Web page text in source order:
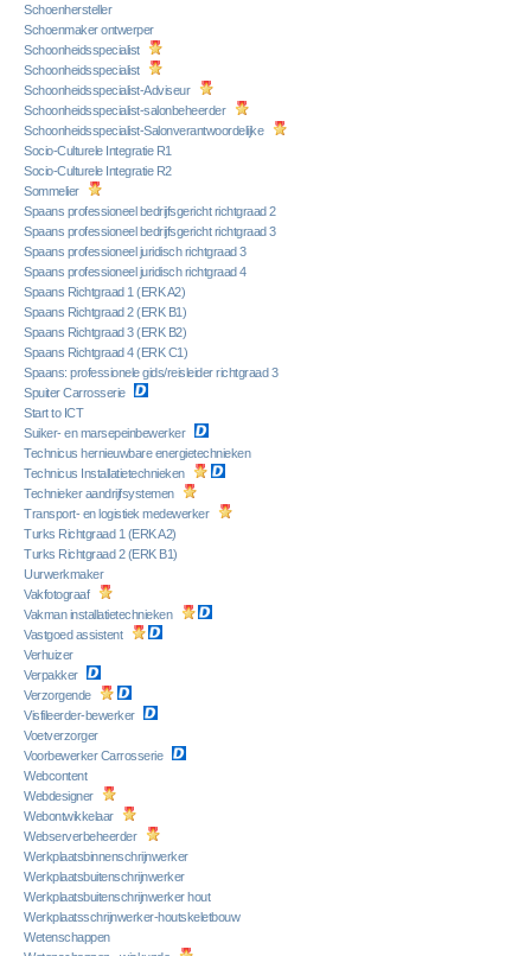
Schoenhersteller
Schoenmaker ontwerper
Schoonheidsspecialist
Schoonheidsspecialist
Schoonheidsspecialist-Adviseur
Schoonheidsspecialist-salonbeheerder
Schoonheidsspecialist-Salonverantwoordelijke
Socio-Culturele Integratie R1
Socio-Culturele Integratie R2
Sommelier
Spaans professioneel bedrijfsgericht richtgraad 2
Spaans professioneel bedrijfsgericht richtgraad 3
Spaans professioneel juridisch richtgraad 3
Spaans professioneel juridisch richtgraad 4
Spaans Richtgraad 1 (ERK A2)
Spaans Richtgraad 2 (ERK B1)
Spaans Richtgraad 3 (ERK B2)
Spaans Richtgraad 4 (ERK C1)
Spaans: professionele gids/reisleider richtgraad 3
Spuiter Carrosserie
Start to ICT
Suiker- en marsepeinbewerker
Technicus hernieuwbare energietechnieken
Technicus Installatietechnieken
Technieker aandrijfsystemen
Transport- en logistiek medewerker
Turks Richtgraad 1 (ERK A2)
Turks Richtgraad 2 (ERK B1)
Uurwerkmaker
Vakfotograaf
Vakman installatietechnieken
Vastgoed assistent
Verhuizer
Verpakker
Verzorgende
Visfileerder-bewerker
Voetverzorger
Voorbewerker Carrosserie
Webcontent
Webdesigner
Webontwikkelaar
Webserverbeheerder
Werkplaatsbinnenschrijnwerker
Werkplaatsbuitenschrijnwerker
Werkplaatsbuitenschrijnwerker hout
Werkplaatsschrijnwerker-houtskeletbouw
Wetenschappen